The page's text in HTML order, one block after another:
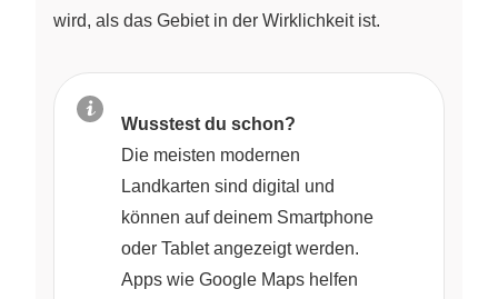
wird, als das Gebiet in der Wirklichkeit ist.
Wusstest du schon?
Die meisten modernen
Landkarten sind digital und
können auf deinem Smartphone
oder Tablet angezeigt werden.
Apps wie Google Maps helfen